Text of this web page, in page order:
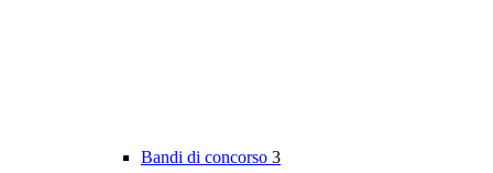
Bandi di concorso 3